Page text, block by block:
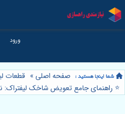
صفحه اصلی » قطعات
⭐️ راهنمای جامع تعویض شاخک لیفتراک: